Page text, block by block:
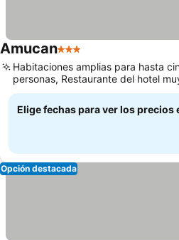
Amucan3 Estrellas
Habitaciones amplias para hasta
personas, Restaurante del hotel
bien valorado
Elige fechas para ver los precios
Opción destacada